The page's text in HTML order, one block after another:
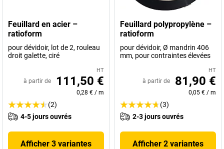
Feuillard en acier –
ratioform
pour dévidoir, lot de 2, rouleau
droit galette, ciré
HT
à partir de 111,50 €
0,28 € / m
(2)
4-5 jours ouvrés
Afficher 3 variantes
Feuillard polypropylène –
ratioform
pour dévidoir, Ø mandrin 406
mm, pour contraintes élevées
HT
à partir de 81,90 €
0,05 € / m
(3)
2-3 jours ouvrés
Afficher 2 variantes